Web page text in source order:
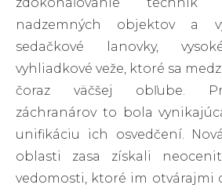
zdokonaľovanie techník
nadzemných objektov a
sedačkové lanovky,
vyhliadkové veže, ktoré sa
čoraz väčšej obľube.
záchranárov to bola
unifikáciu ich osvedčení.
oblasti zasa získali
vedomosti, ktoré im otvárajmi